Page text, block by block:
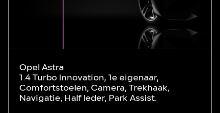
Opel Astra
1.4 Turbo Innovation, 1e eigenaar,
Comfortstoelen, Camera, Trekhaak,
Navigatie, Half leder, Park Assist.